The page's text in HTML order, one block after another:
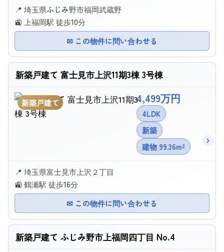
📍 埼玉県ふじみ野市福岡武蔵野
🚉 上福岡駅 徒歩10分
✉ この物件に問い合わせる
新築戸建て 富士見市上沢11期3棟 3号棟
新築戸建て 4,499万円
4LDK
新築
建物 99.36m²
📍 埼玉県富士見市上沢２丁目
🚉 鶴瀬駅 徒歩16分
✉ この物件に問い合わせる
新築戸建て ふじみ野市上福岡四丁目 No.4